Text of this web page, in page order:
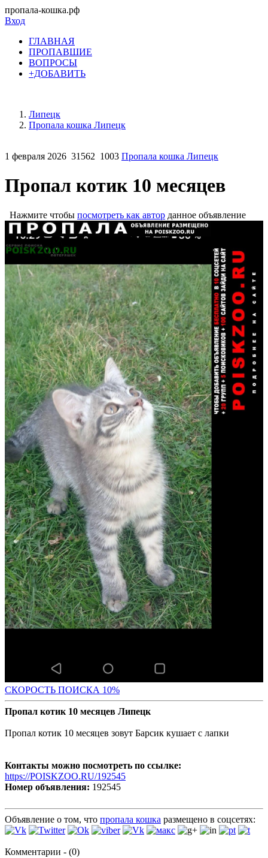
пропала-кошка.рф
Вход
ГЛАВНАЯ
ПРОПАВШИЕ
ВОПРОСЫ
+ДОБАВИТЬ
Липецк
Пропала кошка Липецк
1 февраля 2026 31562 1003 Пропала кошка Липецк
Пропал котик 10 месяцев
Нажмите чтобы посмотреть как автор данное объявление
СКОРОСТЬ ПОИСКА 10%
Пропал котик 10 месяцев Липецк
Пропал котик 10 месяцев зовут Барсик кушает с лапки
Контакты можно посмотреть по ссылке:
https://POISKZOO.RU/192545
Номер объявления: 192545
Объявление о том, что пропала кошка размещено в соцсетях:
Комментарии - (0)